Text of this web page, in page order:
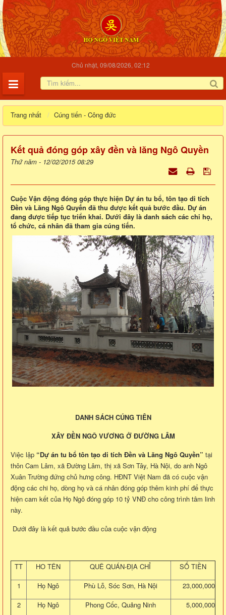
Chủ nhật, 09/08/2026, 02:12
Trang nhất Cúng tiến - Công đức
Kết quả đóng góp xây đền và lăng Ngô Quyền
Thứ năm - 12/02/2015 08:29
Cuộc Vận động đóng góp thực hiện Dự án tu bổ, tôn tạo di tích
Đền và Lăng Ngô Quyến đã thu được kết quả bước đầu. Dự án
đang được tiếp tục triển khai. Dưới đây là danh sách các chi họ,
tổ chức, cá nhân đã tham gia cúng tiến.
DANH SÁCH CÚNG TIÊN
XÂY ĐỀN NGÔ VƯƠNG Ở ĐƯỜNG LÂM
Việc lập “Dự án tu bổ tôn tạo di tích Đền và Lăng Ngô Quyền” tại
thôn Cam Lâm, xã Đường Lâm, thị xã Sơn Tây, Hà Nội, do anh Ngô
Xuân Trường đứng chủ hưng công. HĐNT Việt Nam đã có cuộc vận
động các chi họ, dòng họ và cá nhân đóng góp thêm kinh phí để thực
hiện cam kết của Họ Ngô đóng góp 10 tỷ VNĐ cho công trình tâm linh
này.
Dưới đây là kết quả bước đầu của cuộc vận động
TT HO TÊN QUÊ QUÁN-ĐỊA CHỈ
SỐ TIỀN
1
Họ Ngô Phù Lỗ, Sóc Sơn, Hà Nội
23,000,000
2
Họ Ngô Phong Cốc, Quảng Ninh
5,000,000